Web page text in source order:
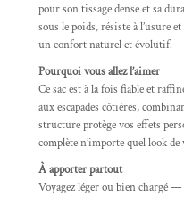
pour son tissage dense et sa
sous le poids, résiste à l’usure
un confort naturel et évolutif.
Pourquoi vous allez l’aimer
Ce sac est à la fois fiable et
aux escapades côtières,
structure protège vos effets
complète n’importe quel look de
À apporter partout
Voyagez léger ou bien chargé